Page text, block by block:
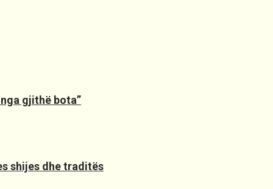
gjithë bota”
shijes dhe traditës